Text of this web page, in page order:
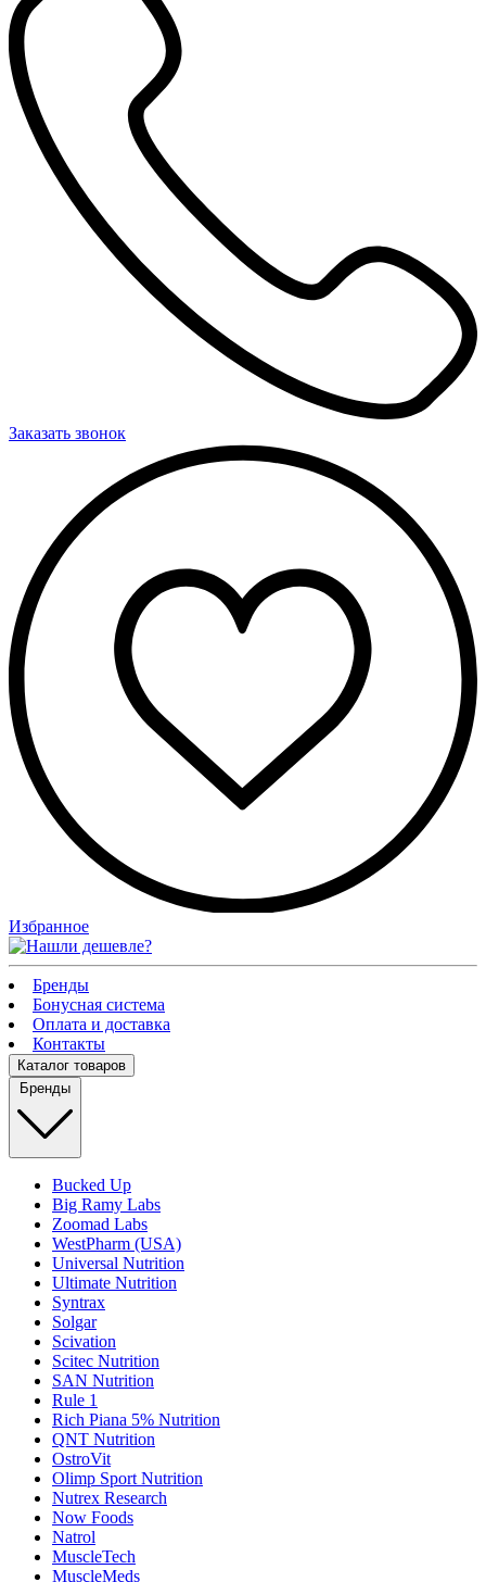
Заказать звонок
Избранное
Бренды
Бонусная система
Оплата и доставка
Контакты
Каталог товаров
Бренды
Bucked Up
Big Ramy Labs
Zoomad Labs
WestPharm (USA)
Universal Nutrition
Ultimate Nutrition
Syntrax
Solgar
Scivation
Scitec Nutrition
SAN Nutrition
Rule 1
Rich Piana 5% Nutrition
QNT Nutrition
OstroVit
Olimp Sport Nutrition
Nutrex Research
Now Foods
Natrol
MuscleTech
MuscleMeds